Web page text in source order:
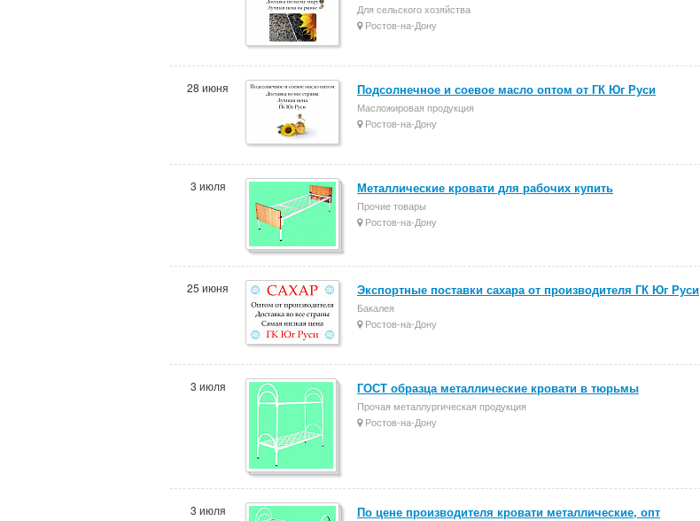
Для сельского хозяйства
Ростов-на-Дону
28 июня Подсолнечное и соевое масло оптом от ГК Юг Руси
Масложировая продукция
Ростов-на-Дону
3 июля Металлические кровати для рабочих купить
Прочие товары
Ростов-на-Дону
25 июня Экспортные поставки сахара от производителя ГК Юг Руси
Бакалея
Ростов-на-Дону
3 июля ГОСТ образца металлические кровати в тюрьмы
Прочая металлургическая продукция
Ростов-на-Дону
3 июля По цене производителя кровати металлические, опт